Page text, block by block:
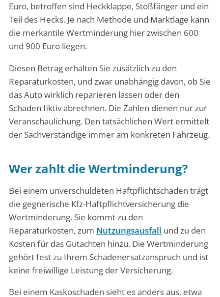
Euro, betroffen sind Heckklappe, Stoßfänger und ein
Teil des Hecks. Je nach Methode und Marktlage kann
die merkantile Wertminderung hier zwischen 600
und 900 Euro liegen.
Diesen Betrag erhalten Sie zusätzlich zu den
Reparaturkosten, und zwar unabhängig davon, ob Sie
das Auto wirklich reparieren lassen oder den
Schaden fiktiv abrechnen. Die Zahlen dienen nur zur
Veranschaulichung. Den tatsächlichen Wert ermittelt
der Sachverständige immer am konkreten Fahrzeug.
Wer zahlt die Wertminderung?
Bei einem unverschuldeten Haftpflichtschaden trägt
die gegnerische Kfz-Haftpflichtversicherung die
Wertminderung. Sie kommt zu den
Reparaturkosten, zum Nutzungsausfall und zu den
Kosten für das Gutachten hinzu. Die Wertminderung
gehört fest zu Ihrem Schadenersatzanspruch und ist
keine freiwillige Leistung der Versicherung.
Bei einem Kaskoschaden sieht es anders aus, etwa